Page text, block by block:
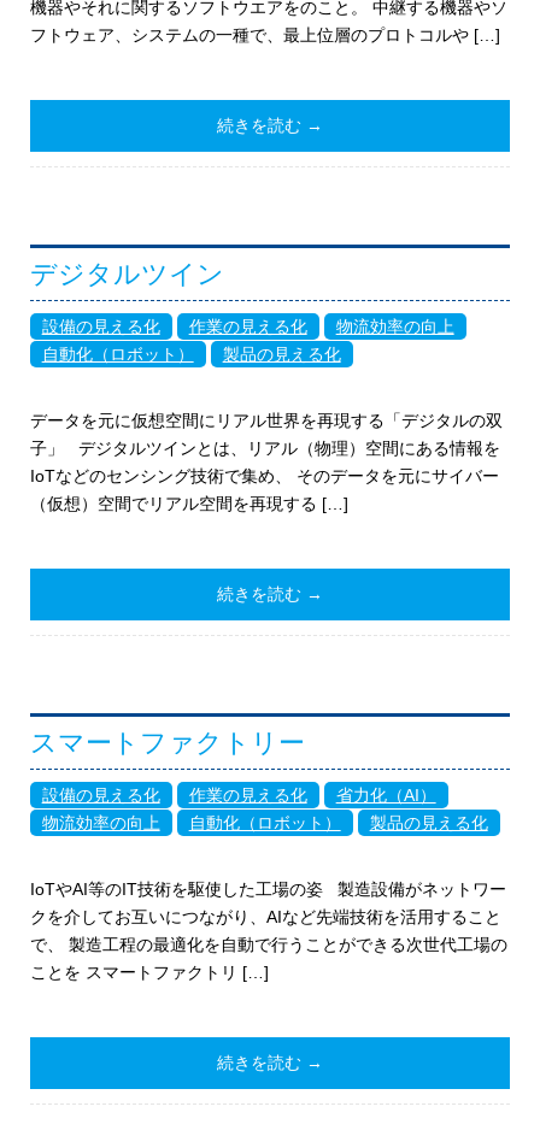
機器やそれに関するソフトウエアをのこと。 中継する機器やソ
フトウェア、システムの一種で、最上位層のプロトコルや […]
続きを読む →
デジタルツイン
設備の見える化 作業の見える化
物流効率の向上
自動化（ロボット）
製品の見える化
データを元に仮想空間にリアル世界を再現する「デジタルの双
子」 デジタルツインとは、リアル（物理）空間にある情報を
IoTなどのセンシング技術で集め、 そのデータを元にサイバー
（仮想）空間でリアル空間を再現する […]
続きを読む →
スマートファクトリー
設備の見える化 作業の見える化
省力化（AI）
物流効率の向上
自動化（ロボット） 製品の見える化
IoTやAI等のIT技術を駆使した工場の姿 製造設備がネットワー
クを介してお互いにつながり、AIなど先端技術を活用すること
で、 製造工程の最適化を自動で行うことができる次世代工場の
ことを スマートファクトリ […]
続きを読む →